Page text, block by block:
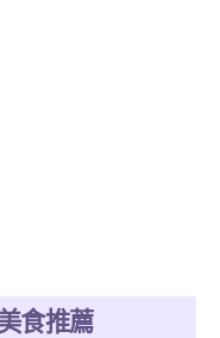
食推薦